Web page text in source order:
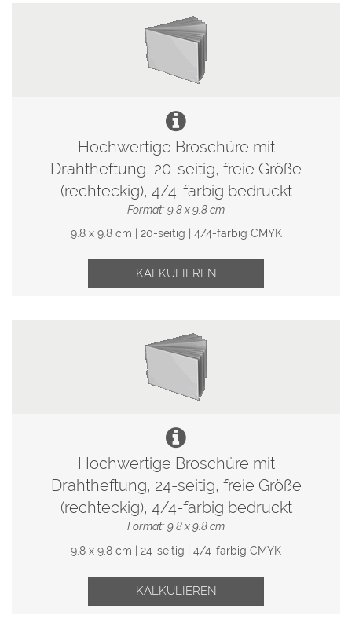
Hochwertige Broschüre mit
Drahtheftung, 20-seitig, freie Größe
(rechteckig), 4/4-farbig bedruckt
Format: 9.8 x 9.8 cm
9.8 x 9.8 cm | 20-seitig | 4/4-farbig CMYK
KALKULIEREN
Hochwertige Broschüre mit
Drahtheftung, 24-seitig, freie Größe
(rechteckig), 4/4-farbig bedruckt
Format: 9.8 x 9.8 cm
9.8 x 9.8 cm | 24-seitig | 4/4-farbig CMYK
KALKULIEREN